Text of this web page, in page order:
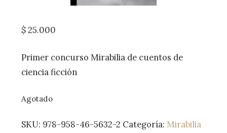
$25.000
Primer concurso Mirabilia de cuentos de
ciencia ficción
Agotado
SKU: 978-958-46-5632-2 Categoría: Mirabilia